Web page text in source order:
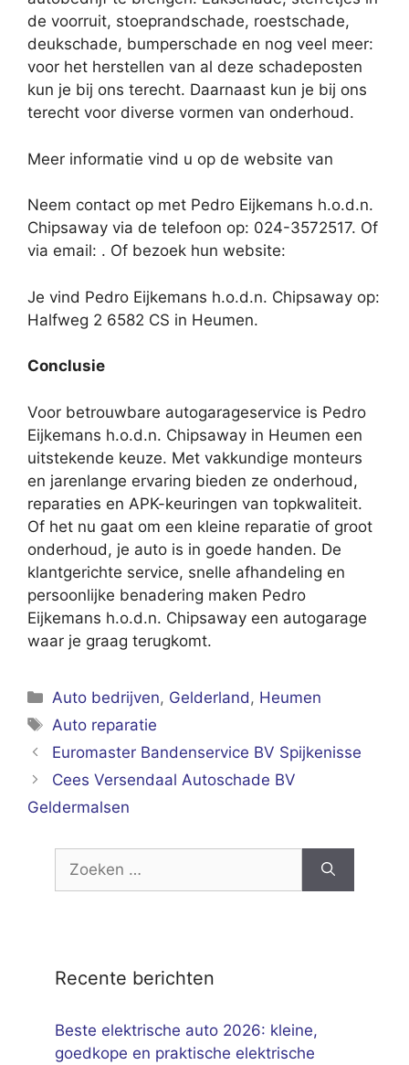
de voorruit, stoeprandschade, roestschade,
deukschade, bumperschade en nog veel meer:
voor het herstellen van al deze schadeposten
kun je bij ons terecht. Daarnaast kun je bij ons
terecht voor diverse vormen van onderhoud.
Meer informatie vind u op de website van
Neem contact op met Pedro Eijkemans h.o.d.n.
Chipsaway via de telefoon op: 024-3572517. Of
via email: . Of bezoek hun website:
Je vind Pedro Eijkemans h.o.d.n. Chipsaway op:
Halfweg 2 6582 CS in Heumen.
Conclusie
Voor betrouwbare autogarageservice is Pedro
Eijkemans h.o.d.n. Chipsaway in Heumen een
uitstekende keuze. Met vakkundige monteurs
en jarenlange ervaring bieden ze onderhoud,
reparaties en APK-keuringen van topkwaliteit.
Of het nu gaat om een kleine reparatie of groot
onderhoud, je auto is in goede handen. De
klantgerichte service, snelle afhandeling en
persoonlijke benadering maken Pedro
Eijkemans h.o.d.n. Chipsaway een autogarage
waar je graag terugkomt.
Categorieën
Auto bedrijven, Gelderland , Heumen
Tags
Auto reparatie
Euromaster Bandenservice BV Spijkenisse
Cees Versendaal Autoschade BV
Geldermalsen
naar:
Recente berichten
Beste elektrische auto 2026: kleine,
goedkope en praktische elektrische